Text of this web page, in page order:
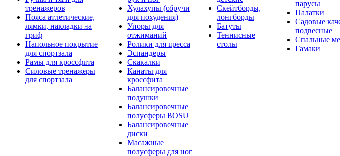
тренажеров
Пояса атлетические,
лямки, накладки на
гриф
Напольное покрытие
для спортзала
Рамы для кроссфита
Силовые тренажеры
для спортзала
Хулахупы (обручи
для похудения)
Упоры для
отжиманий
Ролики для пресса
Эспандеры
Скакалки
Канаты для
кроссфита
Балансировочные
подушки
Балансировочные
полусферы BOSU
Балансировочные
диски
Масажные
полусферы для ног
Скейтборды,
лонгборды
Батуты
Теннисные
столы
парусы
Палатки
Садовые
подвесные
Спальные
Гамаки